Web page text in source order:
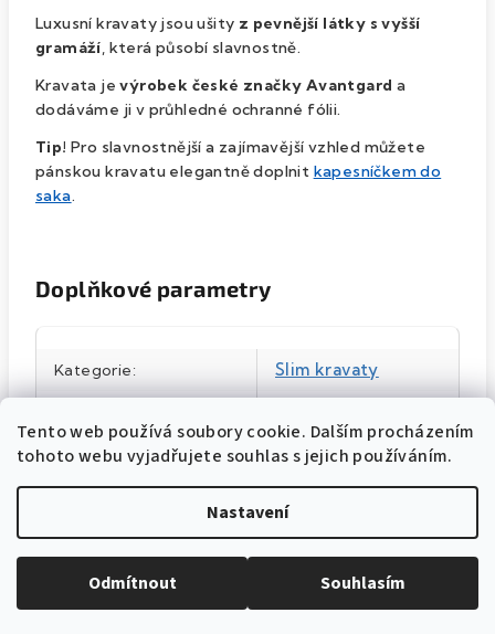
Tento web používá soubory cookie. Dalším procházením
tohoto webu vyjadřujete souhlas s jejich používáním.
Nastavení
Odmítnout Souhlasím
Luxusní kravaty jsou ušity z pevnější látky s vyšší
gramáží, která působí slavnostně.
Kravata je výrobek české značky Avantgard a
dodáváme ji v průhledné ochranné fólii.
Tip! Pro slavnostnější a zajímavější vzhled můžete
pánskou kravatu elegantně doplnit kapesníčkem do
saka.
Doplňkové parametry
Kategorie: Slim kravaty
Katalogové číslo: 57199500
Materiál: 100% polyester
Barva: Pudrová MAT